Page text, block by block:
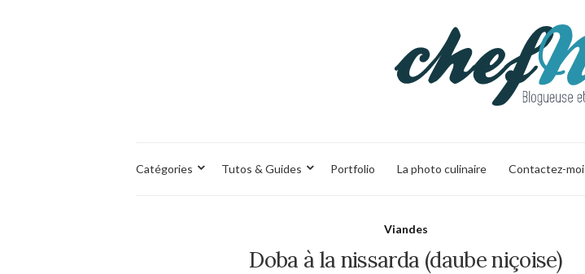
Catégories Tutos & Guides Portfolio La photo culinaire Contactez-moi
Viandes
Doba à la nissarda (daube niçoise)